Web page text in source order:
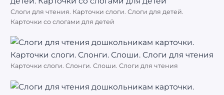
Слоги для чтения. Карточки слоги. Слоги для детей.
Карточки со слогами для детей
Карточки слоги. Слонги. Слоши. Слоги для чтения